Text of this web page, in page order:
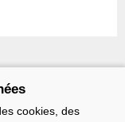
cookies, des